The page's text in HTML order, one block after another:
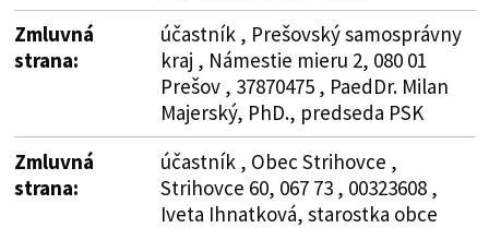
Zmluvná
strana:
účastník , Prešovský samosprávny
kraj , Námestie mieru 2, 080 01
Prešov , 37870475 , PaedDr. Milan
Majerský, PhD., predseda PSK
Zmluvná
strana:
účastník , Obec Strihovce ,
Strihovce 60, 067 73 , 00323608 ,
Iveta Ihnatková, starostka obce